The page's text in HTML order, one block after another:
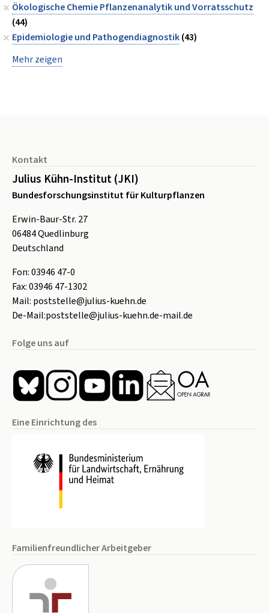
Ökologische Chemie Pflanzenanalytik und Vorratsschutz
(44)
Epidemiologie und Pathogendiagnostik(43)
Mehr zeigen
Kontakt
Julius Kühn-Institut (JKI)
Bundesforschungsinstitut für Kulturpflanzen
Erwin-Baur-Str. 27
06484Quedlinburg
Deutschland
Fon:03946 47-0
Fax:03946 47-1302
Mail: poststelle@julius-kuehn.de
De-Mail:poststelle@julius-kuehn.de-mail.de
Folge uns auf
Eine Einrichtung des
Familienfreundlicher Arbeitgeber